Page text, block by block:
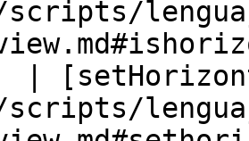
scripts/
|
scripts/